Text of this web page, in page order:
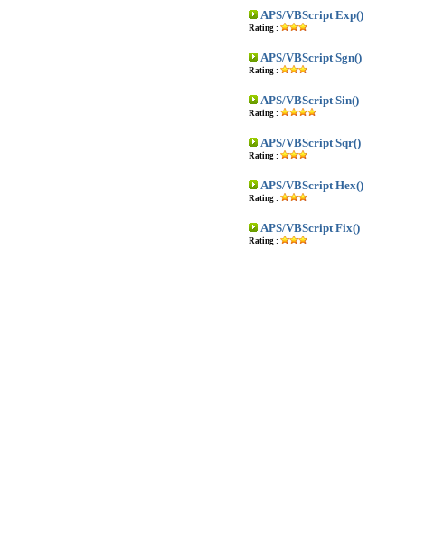
APS/VBScript Exp()
Rating :
APS/VBScript Sgn()
Rating :
APS/VBScript Sin()
Rating :
APS/VBScript Sqr()
Rating :
APS/VBScript Hex()
Rating :
APS/VBScript Fix()
Rating :